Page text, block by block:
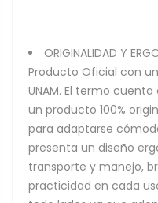
ORIGINALIDAD Y
Producto Oficial con
UNAM. El termo
un producto 100%
para adaptarse
presenta un diseño
transporte y manejo,
practicidad en cada